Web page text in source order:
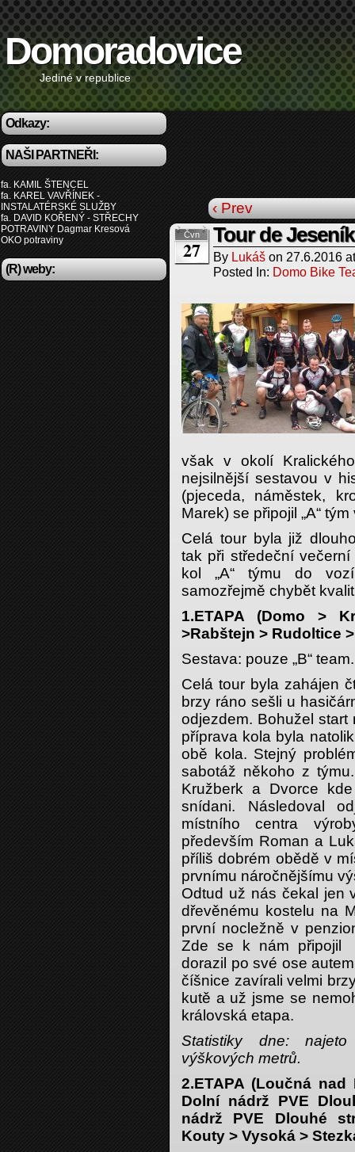
Domoradovice
Jediné v republice
Odkazy:
NAŠI PARTNEŘI:
fa. KAMIL ŠTENCEL
fa. KAREL VAVŘÍNEK -
INSTALATÉRSKÉ SLUŽBY
fa. DAVID KOŘENÝ - STŘECHY
POTRAVINY Dagmar Kresová
OKO potraviny
(R) weby:
‹ Prev
Čvn
27
Tour de
By Lukáš on 27.6.2016
Posted In: Domo Bike
však v okolí
nejsilnější sestavou v
(pjeceda, náměstek,
Marek) se připojil „A“
Celá tour byla již
tak při středeční
kol „A“ týmu do
samozřejmě chybět
1.ETAPA (Domo >
>Rabštejn > Rudoltice
Sestava: pouze „B“
Celá tour byla zahájen
brzy ráno sešli u
odjezdem. Bohužel
příprava kola byla
obě kola. Stejný
sabotáž někoho z
Kružberk a Dvorce
snídani. Následoval
místního centra
především Roman a
příliš dobrém obědě v
prvnímu náročnějšímu
Odtud už nás čekal jen
dřevěnému kostelu na
první nocležně v
Zde se k nám připojil
dorazil po své ose
číšnice zavírali velmi
kutě a už jsme se
královská etapa.
Statistiky dne:
výškových metrů.
2.ETAPA (Loučná
Dolní nádrž PVE
nádrž PVE Dlouhé
Kouty > Vysoká >